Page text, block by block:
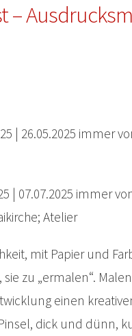
–
| 26.05.2025 immer
| 07.07.2025 immer
Atelier
mit Papier und
zu „ermalen“.
einen
dick und dünn,